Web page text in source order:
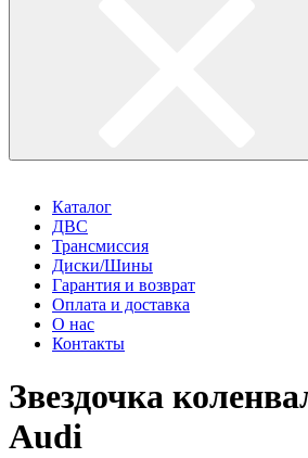
Каталог
ДВС
Трансмиссия
Диски/Шины
Гарантия и возврат
Оплата и доставка
О нас
Контакты
Звездочка
Audi